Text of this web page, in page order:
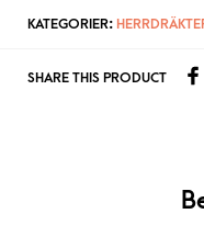
KATEGORIER:
SHARE THIS PRODUCT